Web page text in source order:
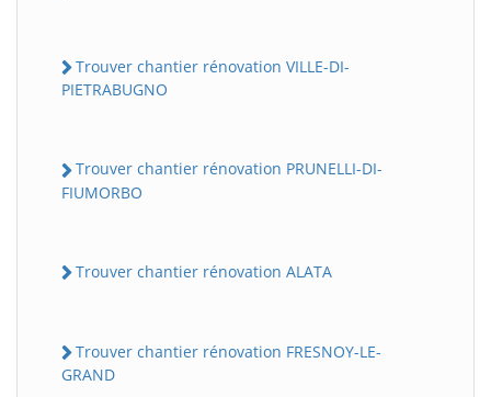
Trouver chantier rénovation VILLE-DI-
PIETRABUGNO
Trouver chantier rénovation PRUNELLI-DI-
FIUMORBO
Trouver chantier rénovation ALATA
Trouver chantier rénovation FRESNOY-LE-
GRAND